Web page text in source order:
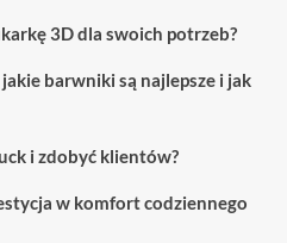
3D dla swoich potrzeb?
barwniki są najlepsze i jak
i zdobyć klientów?
w komfort codziennego